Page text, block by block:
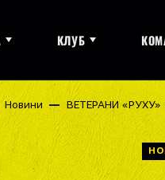
КЛУБ
Новини ВЕТЕРАНИ «РУХУ»